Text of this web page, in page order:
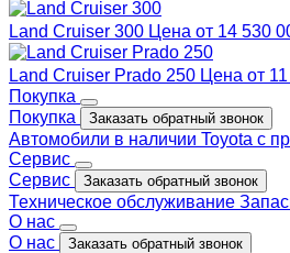
Land Cruiser 300 Цена от 14 530
Land Cruiser Prado 250 Цена от
Покупка
Покупка
Заказать обратный звонок
Автомобили в наличии Toyota с
Сервис
Сервис
Заказать обратный звонок
Техническое обслуживание
О нас
О нас
Заказать обратный звонок